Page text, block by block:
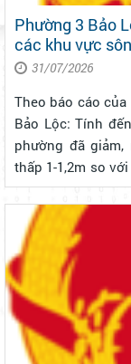
Phường 3 Bảo
các khu vực
dọn dep nhà
31/07/2026
Theo báo cáo
Bảo Lộc: Tính
phường đã
thấp 1-1,2m so
mm) Về ngập úng, qua rà soát ghi nhận do nước sông dâng
lên ngày 28/7/